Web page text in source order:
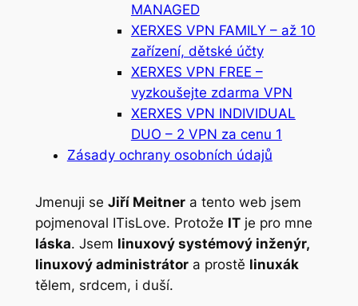
MANAGED
XERXES VPN FAMILY – až 10
zařízení, dětské účty
XERXES VPN FREE –
vyzkoušejte zdarma VPN
XERXES VPN INDIVIDUAL
DUO – 2 VPN za cenu 1
Zásady ochrany osobních údajů
Jmenuji se Jiří Meitnera tento web jsem
pojmenoval ITisLove. Protože ITje pro mne
láska. Jsem linuxový systémový inženýr,
linuxový administrátora prostě linuxák
tělem, srdcem, i duší.